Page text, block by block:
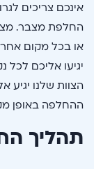
אינכם צריכים
החלפת מצבר.
או בכל מקום
יגיעו אליכם
הצוות שלנו יגיע
ההחלפה באופן
תהליך